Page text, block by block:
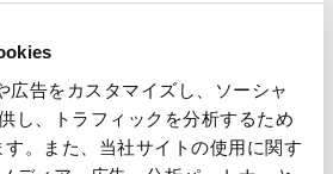
広告をカスタマイズし、ソーシャ
し、トラフィックを分析するため
。また、当社サイトの使用に関す